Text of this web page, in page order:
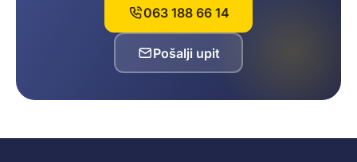
063 188 66 14
Pošalji upit